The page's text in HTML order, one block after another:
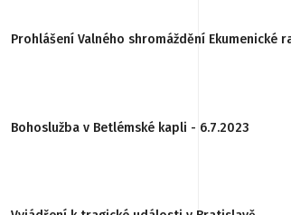
Prohlášení Valného shromáždění
Bohoslužba v Betlémské kapli - 6.7.2023